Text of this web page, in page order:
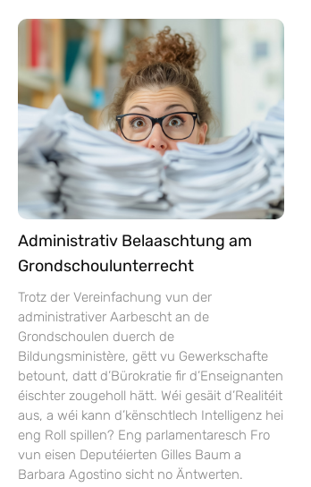
Administrativ Belaaschtung am
Grondschoulunterrecht
Trotz der Vereinfachung vun der
administrativer Aarbescht an de
Grondschoulen duerch de
Bildungsministère, gëtt vu Gewerkschafte
betount, datt d’Bürokratie fir d’Enseignanten
éischter zougeholl hätt. Wéi gesäit d’Realitéit
aus, a wéi kann d’kënschtlech Intelligenz hei
eng Roll spillen? Eng parlamentaresch Fro
vun eisen Deputéierten Gilles Baum a
Barbara Agostino sicht no Äntwerten.